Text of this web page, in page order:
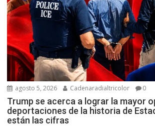
agosto 5, 2026 Cadenaradialtricolor 0
Trump se acerca a lograr la mayor
deportaciones de la historia de
están las cifras